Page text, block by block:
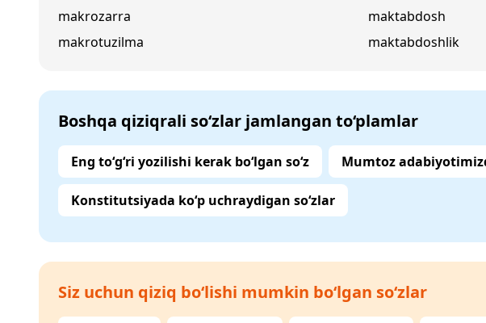
makrozarra
makrotuzilma
maktabdosh
maktabdoshlik
Boshqa qiziqrali so‘zlar jamlangan to‘plamlar
Eng to‘g‘ri yozilishi kerak bo‘lgan so‘z Mumtoz
Konstitutsiyada ko‘p uchraydigan so‘zlar
Siz uchun qiziq bo‘lishi mumkin bo‘lgan so‘zlar